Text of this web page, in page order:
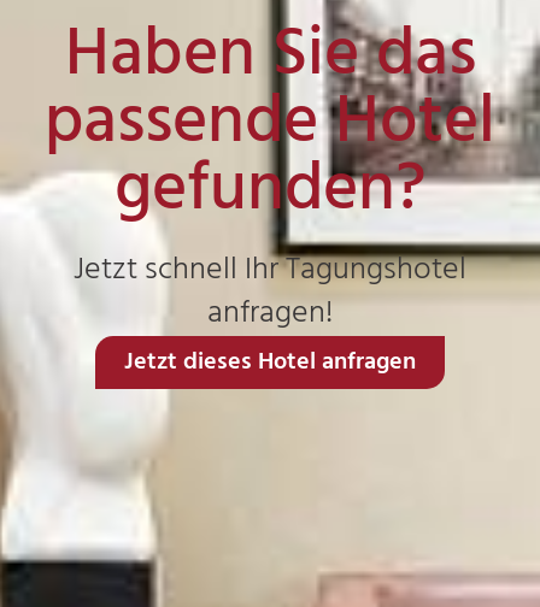
Haben Sie das
passende Hotel
gefunden?
Jetzt schnell Ihr Tagungshotel
anfragen!
Jetzt dieses Hotel anfragen